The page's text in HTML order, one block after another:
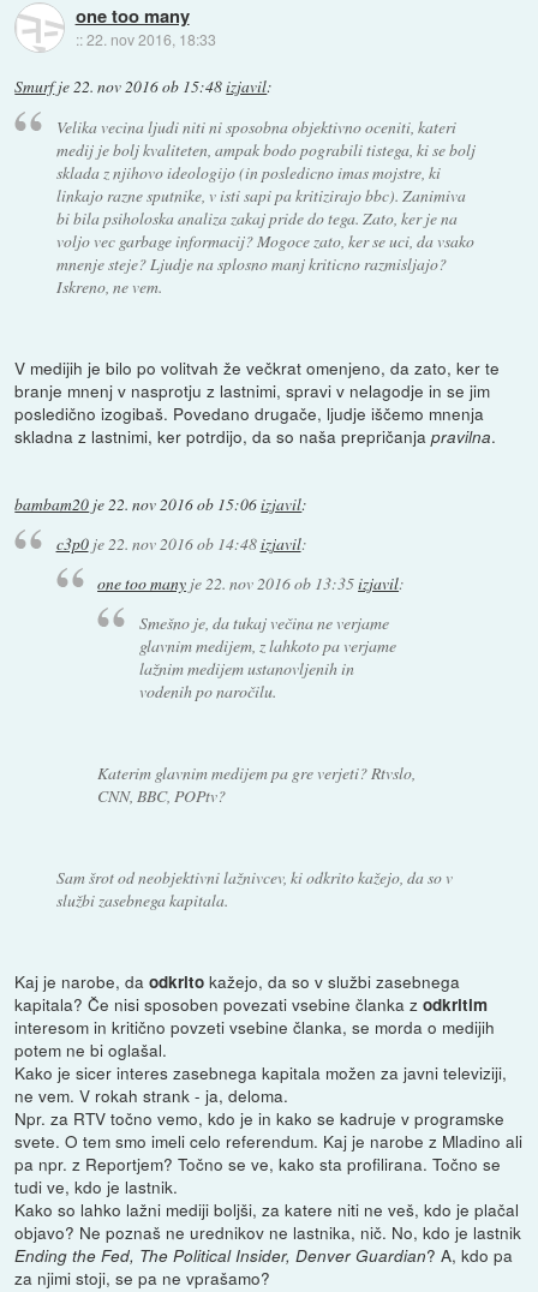
one too many
::22. nov 2016, 18:33
Smurfje22. nov 2016 ob 15:48izjavil:
Velika vecina ljudi niti ni sposobna objektivno oceniti, kateri
medij je bolj kvaliteten, ampak bodo pograbili tistega, ki se bolj
sklada z njihovo ideologijo (in posledicno imas mojstre, ki
linkajo razne sputnike, v isti sapi pa kritizirajo bbc). Zanimiva
bi bila psiholoska analiza zakaj pride do tega. Zato, ker je na
voljo vec garbage informacij? Mogoce zato, ker se uci, da vsako
mnenje steje? Ljudje na splosno manj kriticno razmisljajo?
Iskreno, ne vem.
V medijih je bilo po volitvah že večkrat omenjeno, da zato, ker te
branje mnenj v nasprotju z lastnimi, spravi v nelagodje in se jim
posledično izogibaš. Povedano drugače, ljudje iščemo mnenja
skladna z lastnimi, ker potrdijo, da so naša prepričanjapravilna.
bambam20 je22. nov 2016 ob 15:06izjavil:
c3p0je22. nov 2016 ob 14:48izjavil:
one too many je22. nov 2016 ob 13:35izjavil:
Smešno je, da tukaj večina ne verjame
glavnim medijem, z lahkoto pa verjame
lažnim medijem ustanovljenih in
vodenih po naročilu.
Katerim glavnim medijem pa gre verjeti? Rtvslo,
CNN, BBC, POPtv?
Sam šrot od neobjektivni lažnivcev, ki odkrito kažejo, da so v
službi zasebnega kapitala.
Kaj je narobe, daodkrito kažejo, da so v službi zasebnega
kapitala? Če nisi sposoben povezati vsebine članka zodkritim
interesom in kritično povzeti vsebine članka, se morda o medijih
potem ne bi oglašal.
Kako je sicer interes zasebnega kapitala možen za javni televiziji,
ne vem. V rokah strank - ja, deloma.
Npr. za RTV točno vemo, kdo je in kako se kadruje v programske
svete. O tem smo imeli celo referendum. Kaj je narobe z Mladino ali
pa npr. z Reportjem? Točno se ve, kako sta profilirana. Točno se
tudi ve, kdo je lastnik.
Kako so lahko lažni mediji boljši, za katere niti ne veš, kdo je plačal
objavo? Ne poznaš ne urednikov ne lastnika, nič. No, kdo je lastnik
Ending the Fed, The Political Insider, Denver Guardian? A, kdo pa
za njimi stoji, se pa ne vprašamo?